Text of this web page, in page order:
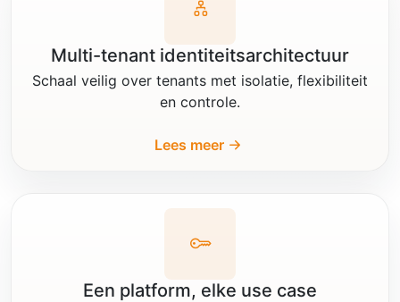
Multi-tenant identiteitsarchitectuur
Schaal veilig over tenants met isolatie, flexibiliteit
en controle.
Lees meer
Een platform, elke use case